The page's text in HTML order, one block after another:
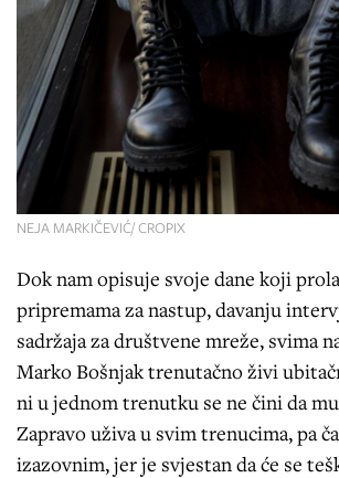
NEJA MARKIČEVIĆ/ CROPIX
Dok nam opisuje svoje dane koji
pripremama za nastup, davanju
sadržaja za društvene mreže, svima
Marko Bošnjak trenutačno živi
ni u jednom trenutku se ne čini da
Zapravo uživa u svim trenucima, pa
izazovnim, jer je svjestan da će se